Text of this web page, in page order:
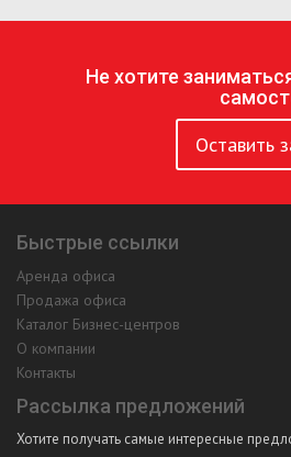
Не хотите
Оставить
Быстрые ссылки
Аренда офиса
Продажа офиса
Каталог Бизнес-центров
О компании
Контакты
Рассылка предложений
Хотите получать самые интересные